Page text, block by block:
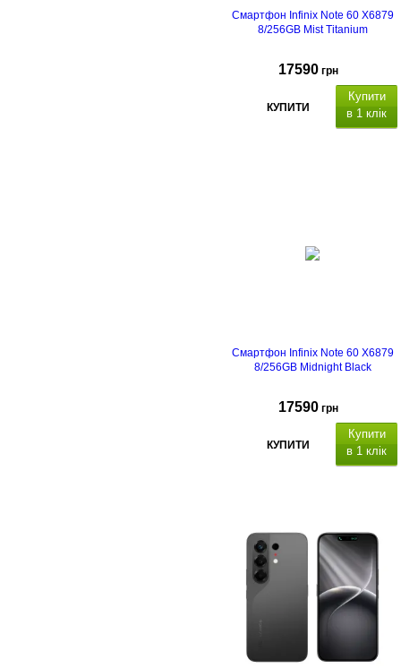
Смартфон Infinix Note 60 X6879
8/256GB Mist Titanium
17590 грн
КУПИТИ
Купити
в 1 клік
Смартфон Infinix Note 60 X6879
8/256GB Midnight Black
17590 грн
КУПИТИ
Купити
в 1 клік